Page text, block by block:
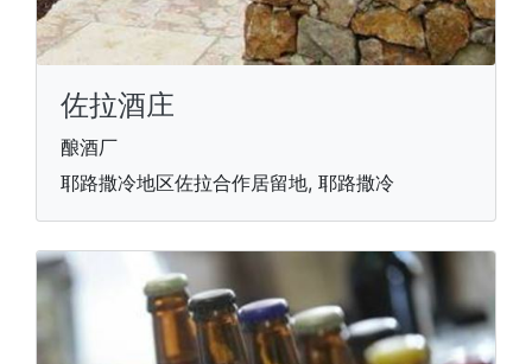
佐拉酒庄
酿酒厂
耶路撒冷地区佐拉合作居留地, 耶路撒冷